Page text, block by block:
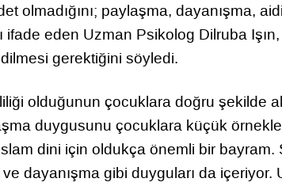
olmadığını; paylaşma, dayanışma,
ifade eden Uzman Psikolog Dilruba
gerektiğini söyledi.
olduğunun çocuklara doğru şekilde
duygusunu çocuklara küçük
dini için oldukça önemli bir
dayanışma gibi duyguları da içeriyor.